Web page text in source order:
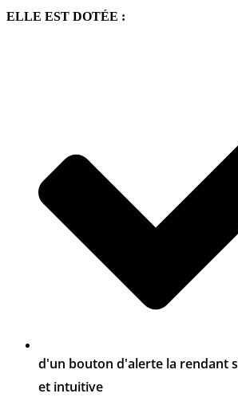
ELLE EST DOTÉE :
d'un bouton d'alerte la rendant
et intuitive